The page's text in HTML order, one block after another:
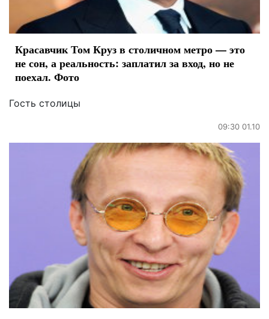
Красавчик Том Круз в столичном метро — это
не сон, а реальность: заплатил за вход, но не
поехал. Фото
Гость столицы
09:30 01.10